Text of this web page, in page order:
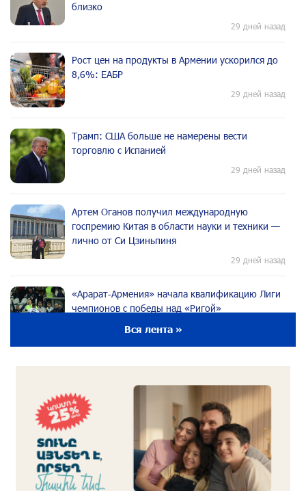
близко
29 дней назад
Рост цен на продукты в Армении ускорился до
8,6%: ЕАБР
29 дней назад
Трамп: США больше не намерены вести
торговлю с Испанией
29 дней назад
Артем Оганов получил международную
госпремию Китая в области науки и техники —
лично от Си Цзиньпиня
29 дней назад
«Арарат‑Армения» начала квалификацию Лиги
чемпионов с победы над «Ригой»
Аравийским морем
29 дней назад
Вопрос об аресте Чалабяна дошел до
Европейского парламента: «Паст»
около одного месяца назад
Вся лента »